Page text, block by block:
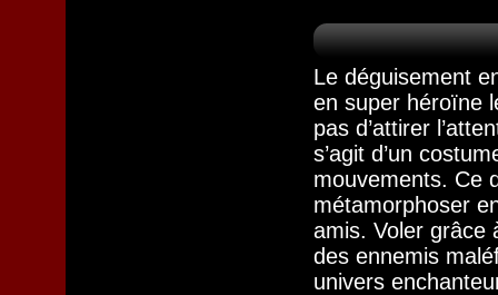
Le déguisement
en super héroïne
pas d’attirer
s’agit d’un
mouvements. Ce
métamorphoser
amis. Voler grâce
des ennemis
univers